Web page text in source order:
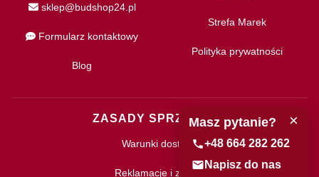
sklep@budshop24.pl
Formularz kontaktowy
Blog
Strefa Marek
Polityka prywatności
ZASADY SPRZEDAŻY
Warunki dostawy
Reklamacje i zwroty
×
Masz pytanie?
+48 664 282 262
Napisz do nas